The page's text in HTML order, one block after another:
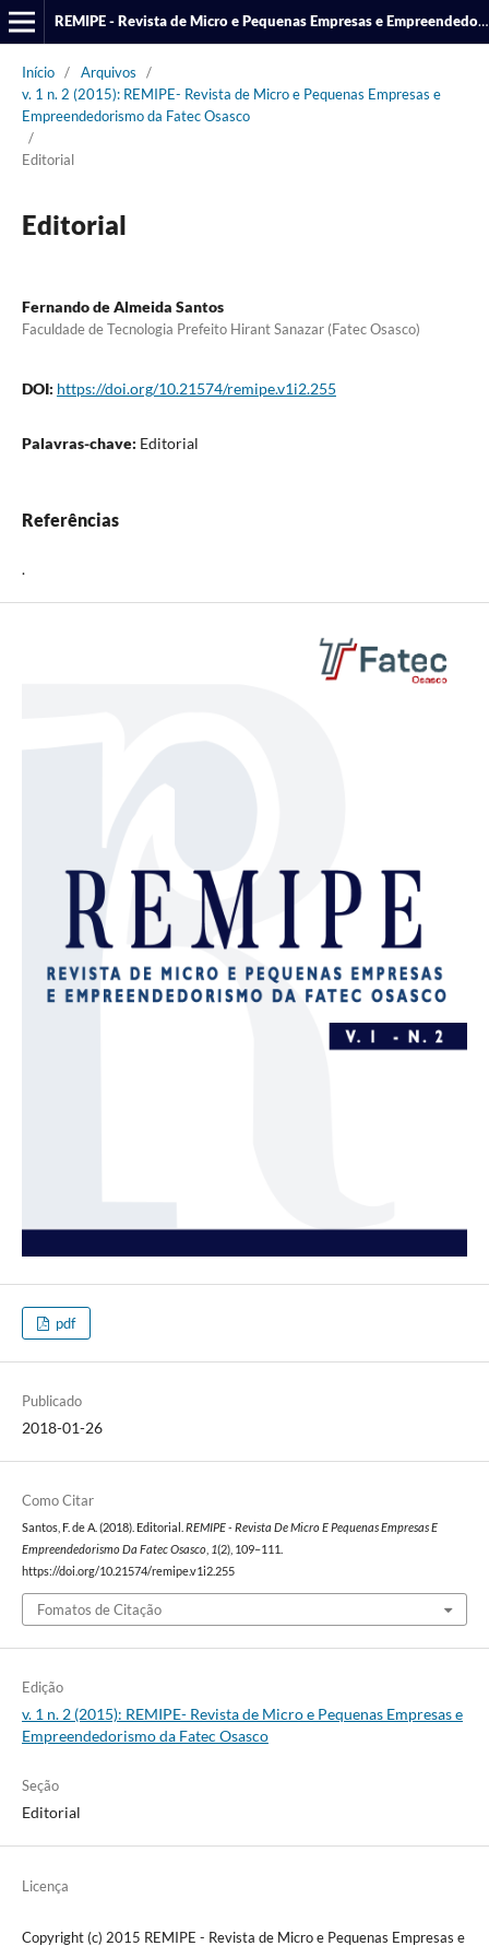
REMIPE - Revista de Micro e Pequenas Empresas e Empreendedorismo da Fatec Osasco
Início / Arquivos
/
v. 1 n. 2 (2015): REMIPE- Revista de Micro e Pequenas Empresas e
Empreendedorismo da Fatec Osasco
/
Editorial
Editorial
Fernando de Almeida Santos
Faculdade de Tecnologia Prefeito Hirant Sanazar (Fatec Osasco)
DOI: https://doi.org/10.21574/remipe.v1i2.255
Palavras-chave: Editorial
Referências
.
pdf
Publicado
2018-01-26
Como Citar
Santos, F. de A. (2018). Editorial. REMIPE - Revista De Micro E Pequenas Empresas E
Empreendedorismo Da Fatec Osasco, 1(2), 109–111.
https://doi.org/10.21574/remipe.v1i2.255
Fomatos de Citação
Edição
v. 1 n. 2 (2015): REMIPE- Revista de Micro e Pequenas Empresas e
Empreendedorismo da Fatec Osasco
Seção
Editorial
Licença
Copyright (c) 2015 REMIPE - Revista de Micro e Pequenas Empresas e